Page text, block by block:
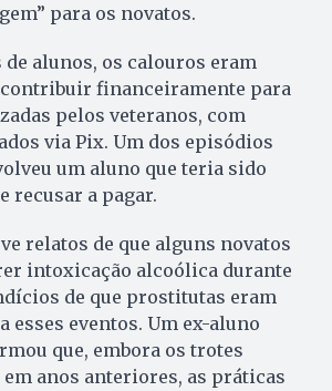
para os novatos.
de alunos, os calouros eram
financeiramente para
pelos veteranos, com
via Pix. Um dos episódios
um aluno que teria sido
recusar a pagar.
relatos de que alguns novatos
intoxicação alcoólica durante
de que prostitutas eram
esses eventos. Um ex-aluno
que, embora os trotes
anos anteriores, as práticas